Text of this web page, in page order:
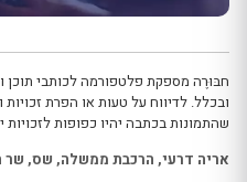
חבּוּרֶה מספקת פלטפורמה לכותבי תוכן
ובכלל. לדיווח על טעות או הפרת זכויות
שהתמונות בכתבה יהיו כפופות לזכויות
אריה דרעי, הרכבת ממשלה, שס, שר